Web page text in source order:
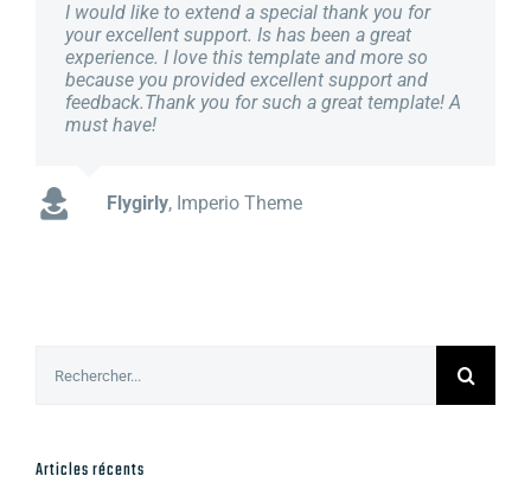
I would like to extend a special thank you for
your excellent support. Is has been a great
experience. I love this template and more so
because you provided excellent support and
feedback.Thank you for such a great template! A
must have!
Flygirly, Imperio Theme
FWN
Utcrayons
isaed
Articles récents